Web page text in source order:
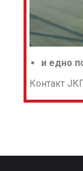
и едно
Контакт